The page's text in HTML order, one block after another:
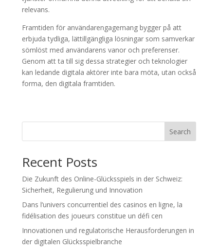
relevans.
Framtiden för användarengagemang bygger på att
erbjuda tydliga, lättillgängliga lösningar som samverkar
sömlöst med användarens vanor och preferenser.
Genom att ta till sig dessa strategier och teknologier
kan ledande digitala aktörer inte bara möta, utan också
forma, den digitala framtiden.
Search
Recent Posts
Die Zukunft des Online-Glücksspiels in der Schweiz:
Sicherheit, Regulierung und Innovation
Dans l’univers concurrentiel des casinos en ligne, la
fidélisation des joueurs constitue un défi cen
Innovationen und regulatorische Herausforderungen in
der digitalen Glücksspielbranche